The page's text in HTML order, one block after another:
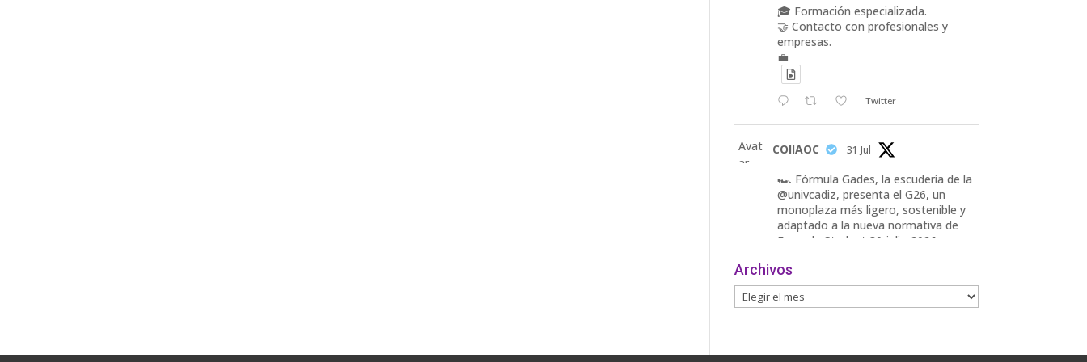
🎓 Formación especializada.
🤝 Contacto con profesionales y
empresas.
💼
Twitter
Avat
ar
COIIAOC 31 Jul
🏎️ Fórmula Gades, la escudería de la
@univcadiz, presenta el G26, un
monoplaza más ligero, sostenible y
adaptado a la nueva normativa de
Formula Student 30 julio 2026.
En la presentación, que tuvo lugar
este miércoles, estuvieron presentes
María Luisa Bea, Presidenta
Archivos